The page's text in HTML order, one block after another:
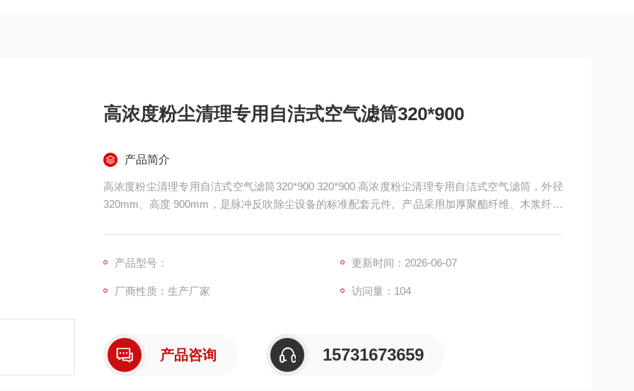
高浓度粉尘清理专用自洁式空气滤筒320*900
产品简介
高浓度粉尘清理专用自洁式空气滤筒320*900 320*900 高浓度粉尘清理专用自洁式空气滤筒，外径
320mm、高度 900mm，是脉冲反吹除尘设备的标准配套元件。产品采用加厚聚酯纤维、木浆纤维
工况设计。
产品型号： 更新时间：2026-06-07
厂商性质：生产厂家 访问量：104
产品咨询 15731673659